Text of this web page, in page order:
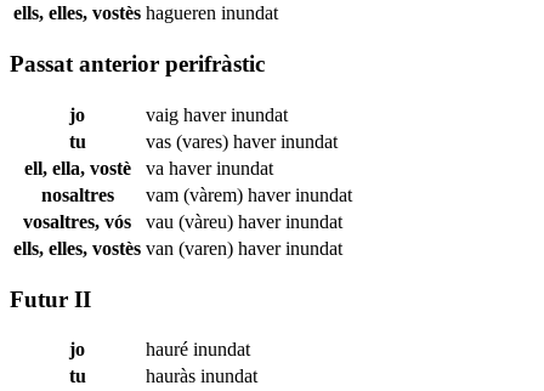
ells, elles, vostès hagueren inundat
Passat anterior perifràstic
jo vaig haverinundat
tu
vas (vares) haverinundat
ell, ella, vostè
va haverinundat
nosaltres
vam (vàrem) haverinundat
vosaltres, vós
vau (vàreu) haverinundat
ells, elles, vostès van (varen) haverinundat
Futur II
jo hauré inundat
tu
hauràs inundat